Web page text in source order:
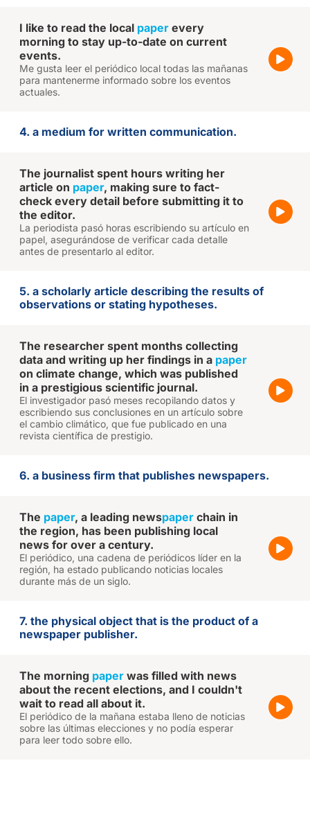
I like to read the local paper every
morning to stay up-to-date on current
events.
Me gusta leer el periódico local todas las mañanas
para mantenerme informado sobre los eventos
actuales.
4. a medium for written communication.
The journalist spent hours writing her
article on paper, making sure to fact-
check every detail before submitting it to
the editor.
La periodista pasó horas escribiendo su artículo en
papel, asegurándose de verificar cada detalle
antes de presentarlo al editor.
5. a scholarly article describing the results of
observations or stating hypotheses.
The researcher spent months collecting
data and writing up her findings in a paper
on climate change, which was published
in a prestigious scientific journal.
El investigador pasó meses recopilando datos y
escribiendo sus conclusiones en un artículo sobre
el cambio climático, que fue publicado en una
revista científica de prestigio.
6. a business firm that publishes newspapers.
The paper, a leading newspaper chain in
the region, has been publishing local
news for over a century.
El periódico, una cadena de periódicos líder en la
región, ha estado publicando noticias locales
durante más de un siglo.
7. the physical object that is the product of a
newspaper publisher.
The morning paper was filled with news
about the recent elections, and I couldn't
wait to read all about it.
El periódico de la mañana estaba lleno de noticias
sobre las últimas elecciones y no podía esperar
para leer todo sobre ello.